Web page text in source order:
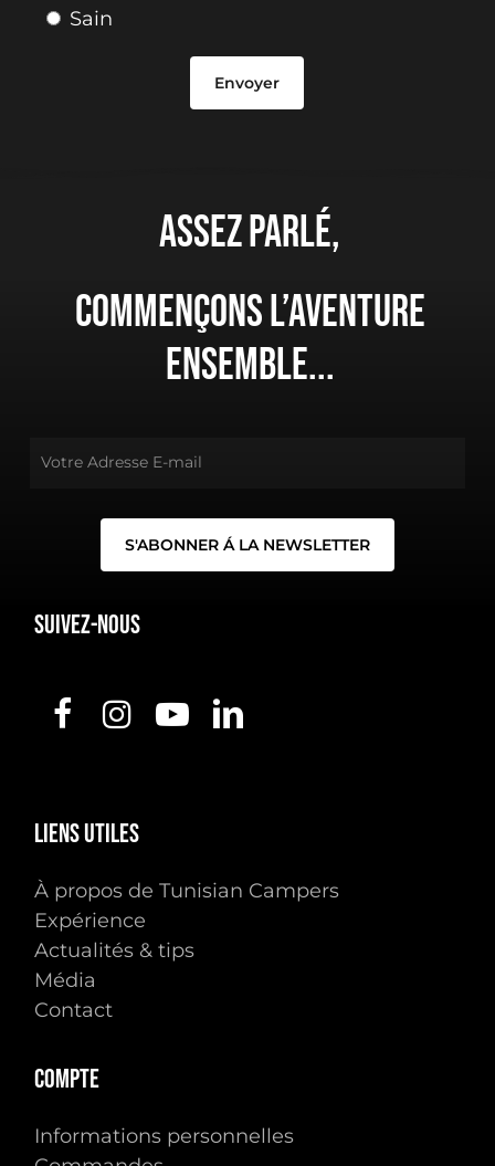
Sain
Assezparlé,
Commençonsl’aventure
ensemble...
Suivez-nous
Liensutiles
À propos de Tunisian Campers
Expérience
Actualités & tips
Média
Contact
Compte
Informations personnelles